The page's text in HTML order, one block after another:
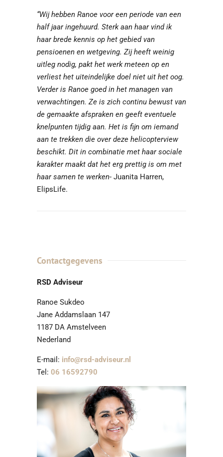
“Wij hebben Ranoe voor een periode van een
half jaar ingehuurd. Sterk aan haar vind ik
haar brede kennis op het gebied van
pensioenen en wetgeving. Zij heeft weinig
uitleg nodig, pakt het werk meteen op en
verliest het uiteindelijke doel niet uit het oog.
Verder is Ranoe goed in het managen van
verwachtingen. Ze is zich continu bewust van
de gemaakte afspraken en geeft eventuele
knelpunten tijdig aan. Het is fijn om iemand
aan te trekken die over deze helicopterview
beschikt. Dit in combinatie met haar sociale
karakter maakt dat het erg prettig is om met
haar samen te werken- Juanita Harren,
ElipsLife.
Contactgegevens
RSD Adviseur
Ranoe Sukdeo
Jane Addamslaan 147
1187 DA Amstelveen
Nederland
E-mail: info@rsd-adviseur.nl
Tel: 06 16592790